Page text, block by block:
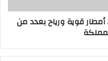
قوية ورياح بعدد من